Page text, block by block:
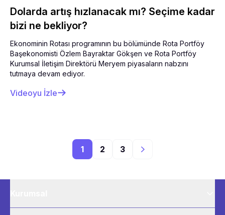
Dolarda artış hızlanacak mı? Seçime kadar
bizi ne bekliyor?
Ekonominin Rotası programının bu bölümünde Rota Portföy
Başekonomisti Özlem Bayraktar Gökşen ve Rota Portföy
Kurumsal İletişim Direktörü Meryem piyasaların nabzını
tutmaya devam ediyor.
Videoyu İzle
1 2 3